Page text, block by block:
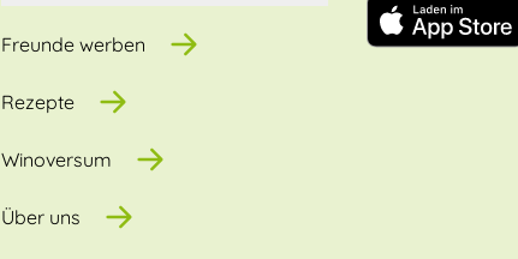
Freunde werben
Rezepte
Winoversum
Über uns